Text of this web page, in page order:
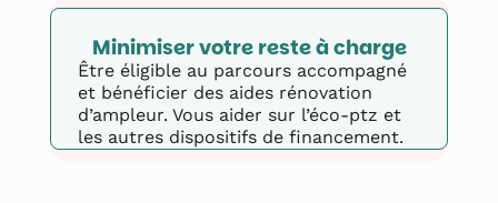
Minimiser votre reste à charge
Être éligible au parcours accompagné
et bénéficier des aides rénovation
d’ampleur. Vous aider sur l’éco-ptz et
les autres dispositifs de financement.